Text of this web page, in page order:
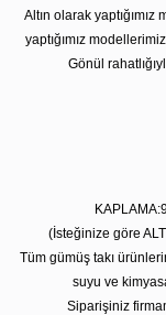
Altın olarak
yaptığımız
Gönül
(İsteğinize göre
Tüm gümüş takı
suyu ve
Siparişiniz